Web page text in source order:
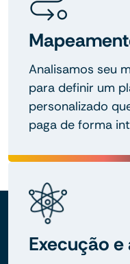
Analisamos seu
para definir um
personalizado
paga de forma
Execução